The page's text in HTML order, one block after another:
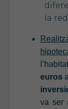
la
euros
va ser